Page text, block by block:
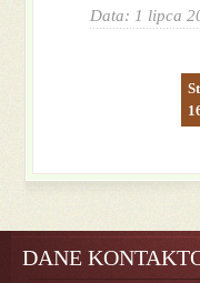
Data: 1 lipca
DANE